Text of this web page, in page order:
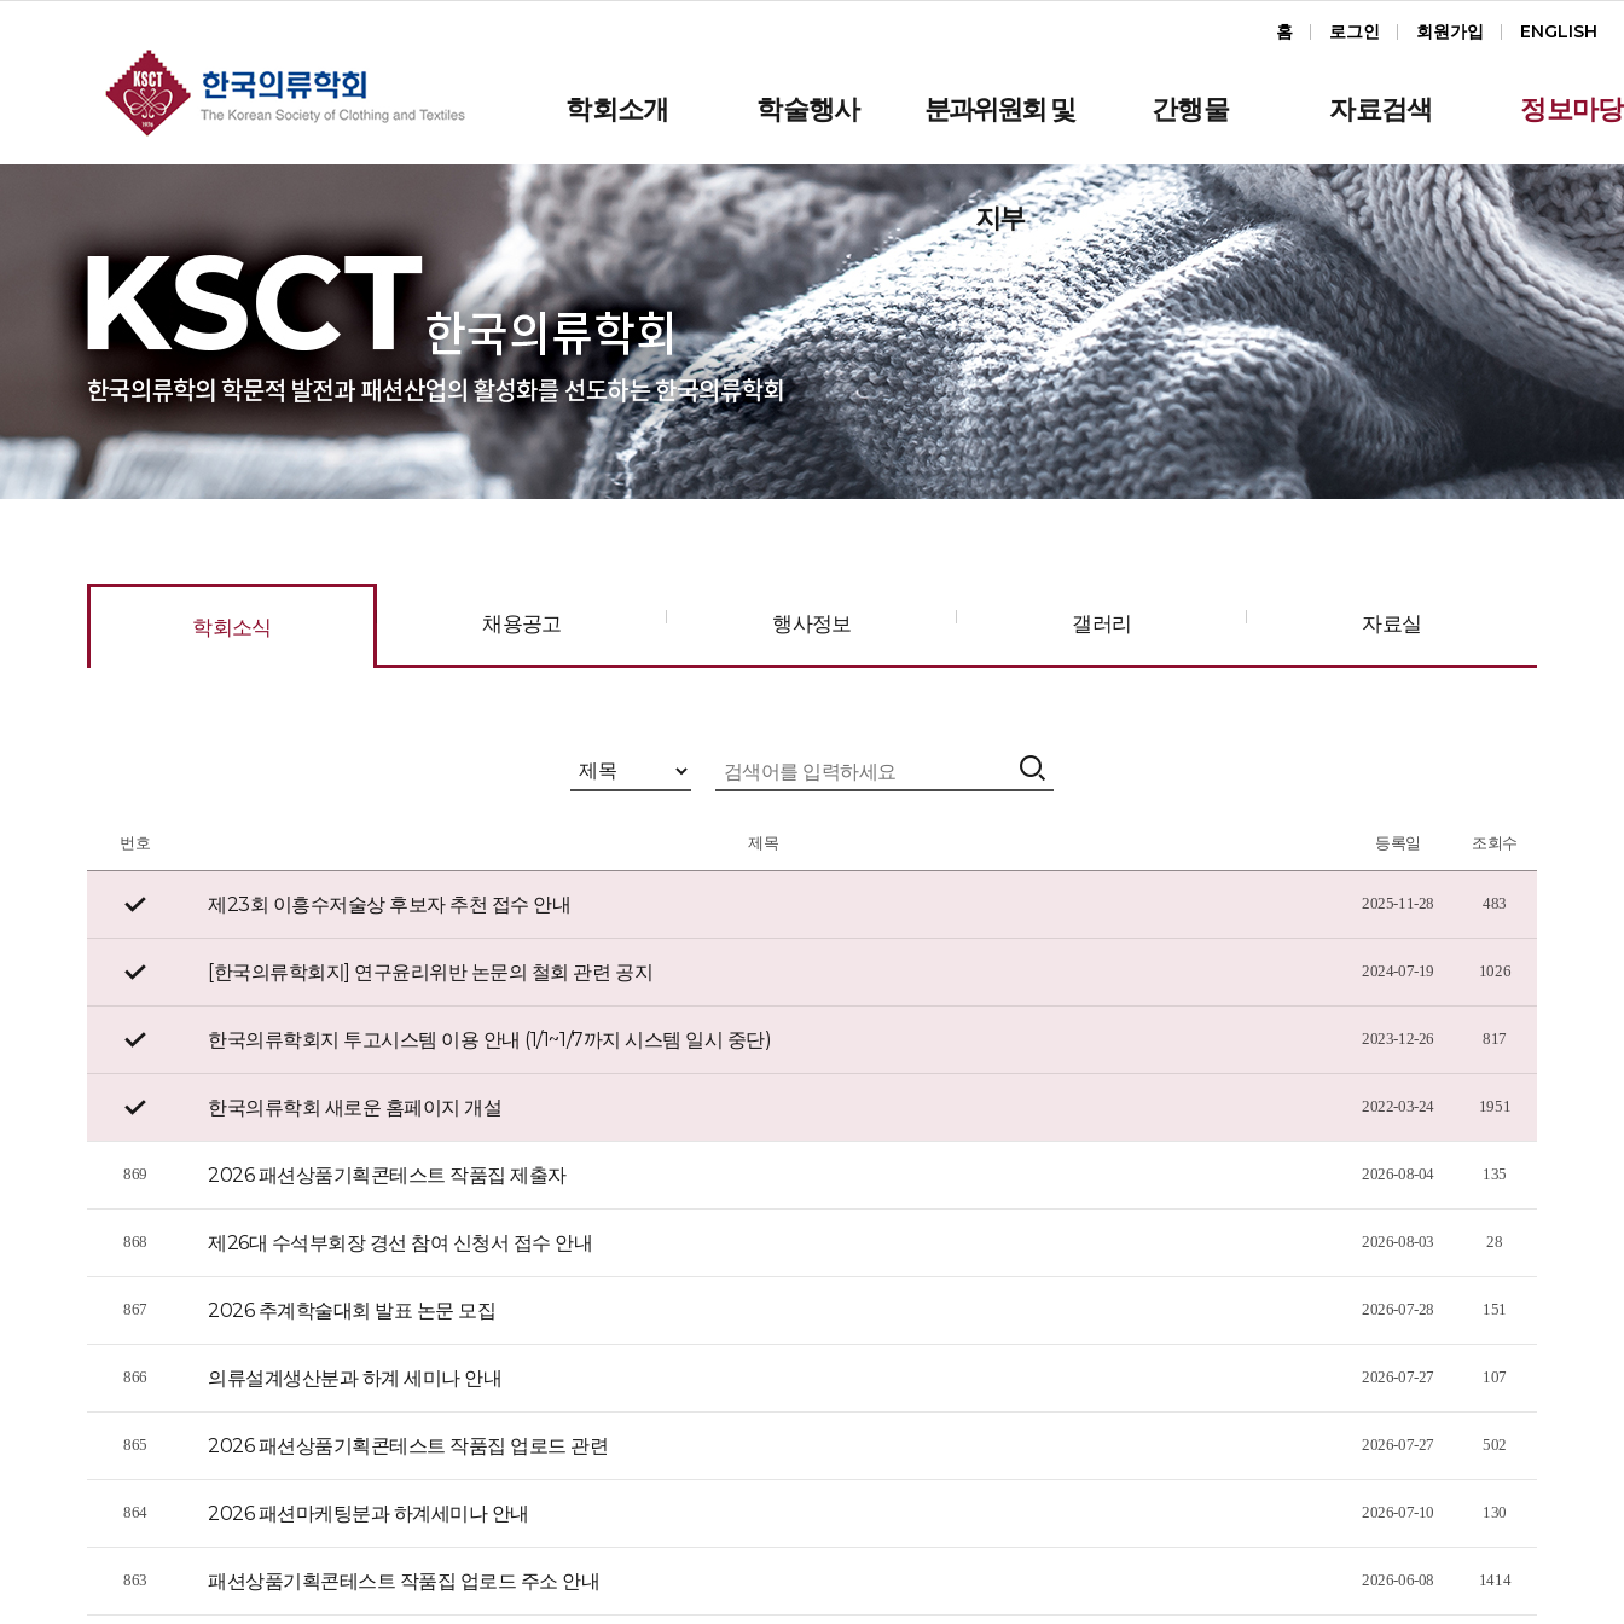
홈 로그인 회원가입 ENGLISH
학회소개 학술행사 분과위원회 및
지부
간행물 자료검색 정보마당
학회소식 채용공고 행사정보 갤러리 자료실
번호 제목 등록일 조회수
제23회 이흥수저술상 후보자 추천 접수 안내 2025-11-28 483
[한국의류학회지] 연구윤리위반 논문의 철회 관련 공지 2024-07-19 1026
한국의류학회지 투고시스템 이용 안내 (1/1~1/7까지 시스템 일시 중단) 2023-12-26 817
한국의류학회 새로운 홈페이지 개설 2022-03-24 1951
869 2026 패션상품기획콘테스트 작품집 제출자 2026-08-04 135
868 제26대 수석부회장 경선 참여 신청서 접수 안내 2026-08-03 28
867 2026 추계학술대회 발표 논문 모집 2026-07-28 151
866 의류설계생산분과 하계 세미나 안내 2026-07-27 107
865 2026 패션상품기획콘테스트 작품집 업로드 관련 2026-07-27 502
864 2026 패션마케팅분과 하계세미나 안내 2026-07-10 130
863 패션상품기획콘테스트 작품집 업로드 주소 안내 2026-06-08 1414